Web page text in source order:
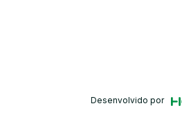
Desenvolvido por